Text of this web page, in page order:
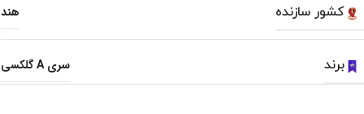
کشور سازنده هند
برند سری A گلکسی